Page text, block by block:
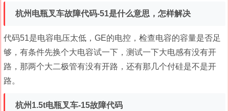
杭州电瓶叉车故障代码-51是什么意思，怎样解决
代码51是电容电压太低，GE的电控，检查电容的容量是否足
够，有条件先换个大电容试一下，测试一下大电感有没有开
路，那两个大二极管有没有开路，还有那几个付硅是不是开
路。
杭州1.5t电瓶叉车-15故障代码